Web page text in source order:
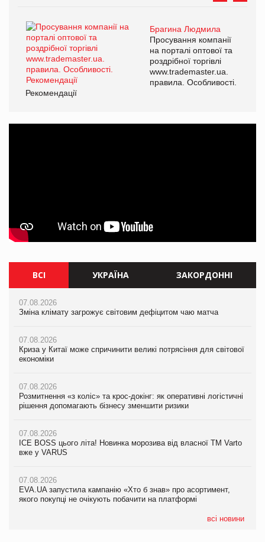
Брагина Людмила
Просування компанії
на порталі оптової та
роздрібної торгівлі
www.trademaster.ua.
правила. Особливості.
Рекомендації
ВСІ УКРАЇНА ЗАКОРДОННІ
07.08.2026
Зміна клімату загрожує світовим дефіцитом чаю матча
07.08.2026
Криза у Китаї може спричинити великі потрясіння для світової
економіки
07.08.2026
Розмитнення «з коліс» та крос-докінг: як оперативні логістичні
рішення допомагають бізнесу зменшити ризики
07.08.2026
ICE BOSS цього літа! Новинка морозива від власної ТМ Varto
вже у VARUS
07.08.2026
EVA.UA запустила кампанію «Хто б знав» про асортимент,
якого покупці не очікують побачити на платформі
всі новини
07.08.2026
Зміна клімату загрожує світовим дефіцитом чаю матча
07.08.2026
Криза у Китаї може спричинити великі потрясіння для світової
економіки
07.08.2026
Kraft Heinz скоротила збиток у першому півріччі
Продажі Hugo Boss впали на 9%
07.08.2026
Зміна клімату загрожує світовим дефіцитом чаю матча
07.08.2026
Криза у Китаї може спричинити великі потрясіння для світової
економіки
07.08.2026
Kraft Heinz скоротила збиток у першому півріччі
Продажі Hugo Boss впали на 9%